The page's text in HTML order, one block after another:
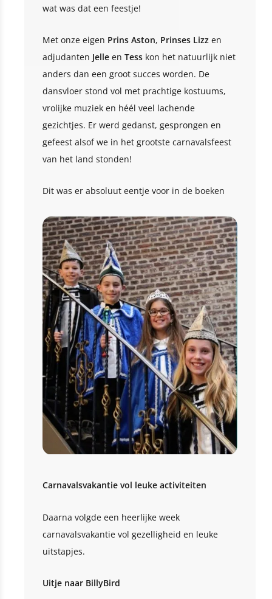
wat was dat een feestje!
Met onze eigen Prins Aston, Prinses Lizz en
adjudanten Jelle en Tess kon het natuurlijk niet
anders dan een groot succes worden. De
dansvloer stond vol met prachtige kostuums,
vrolijke muziek en héél veel lachende
gezichtjes. Er werd gedanst, gesprongen en
gefeest alsof we in het grootste carnavalsfeest
van het land stonden!
Dit was er absoluut eentje voor in de boeken
Carnavalsvakantie vol leuke activiteiten
Daarna volgde een heerlijke week
carnavalsvakantie vol gezelligheid en leuke
uitstapjes.
Uitje naar BillyBird